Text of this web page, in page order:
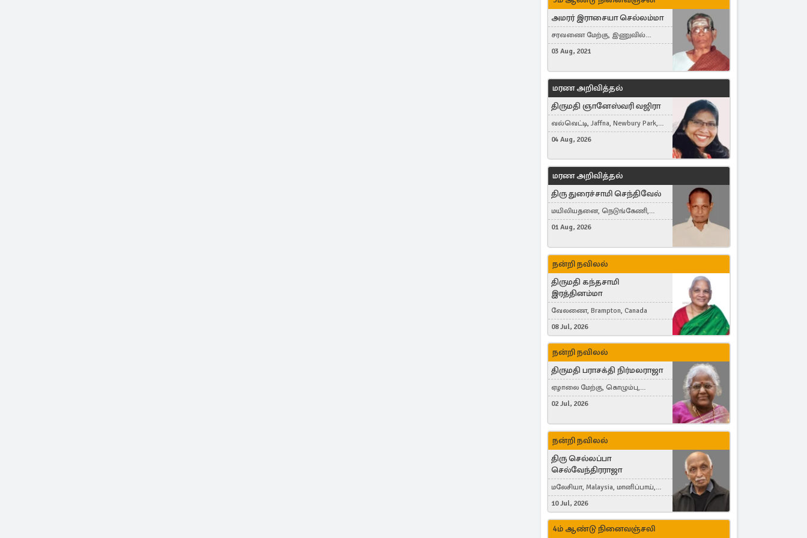
அமரர் இராசையா செல்லம்மா
சரவணை மேற்கு, இணுவில்
கிழக்கு
03 Aug, 2021
மரண அறிவித்தல்
திருமதி ஞானேஸ்வரி வஜிரா
வல்வெட்டி, Jaffna, Newbury Park,
United Kingdom
04 Aug, 2026
மரண அறிவித்தல்
திரு துரைச்சாமி செந்திவேல்
மயிலியதனை, நெடுங்கேணி,
கம்பர்மலை
01 Aug, 2026
நன்றி நவிலல்
திருமதி கந்தசாமி
இரத்தினம்மா
வேலணை, Brampton, Canada
08 Jul, 2026
நன்றி நவிலல்
திருமதி பராசக்தி நிர்மலராஜா
ஏழாலை மேற்கு, கொழும்பு,
தங்காலை, London, United Kingdom
02 Jul, 2026
நன்றி நவிலல்
திரு செல்லப்பா
செல்வேந்திரராஜா
மலேசியா, Malaysia, மானிப்பாய்,
Duisburg, Germany, London, United
Kingdom
10 Jul, 2026
4ம் ஆண்டு நினைவஞ்சலி